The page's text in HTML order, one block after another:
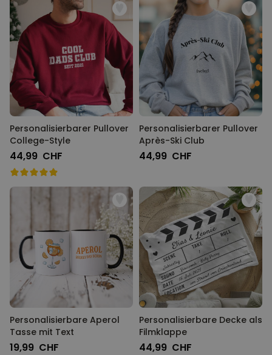
Personalisierbarer Pullover
College-Style
44,99 CHF
Personalisierbarer Pullover
Après-Ski Club
44,99 CHF
Personalisierbare Aperol
Tasse mit Text
19,99 CHF
Personalisierbare Decke als
Filmklappe
44,99 CHF